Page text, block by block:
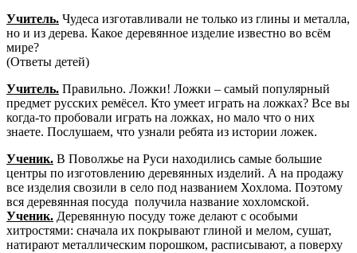
Учитель. Чудеса изготавливали не только из глины и металла,
но и из дерева. Какое деревянное изделие известно во всём
мире?
(Ответы детей)
Учитель. Правильно. Ложки! Ложки – самый популярный
предмет русских ремёсел. Кто умеет играть на ложках? Все вы
когда-то пробовали играть на ложках, но мало что о них
знаете. Послушаем, что узнали ребята из истории ложек.
Ученик. В Поволжье на Руси находились самые большие
центры по изготовлению деревянных изделий. А на продажу
все изделия свозили в село под названием Хохлома. Поэтому
вся деревянная посуда получила название хохломской.
Ученик. Деревянную посуду тоже делают с особыми
хитростями: сначала их покрывают глиной и мелом, сушат,
натирают металлическим порошком, расписывают, а поверху